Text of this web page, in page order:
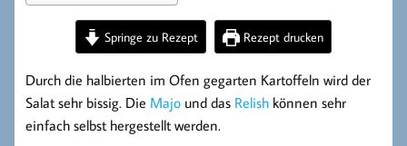
Springe zu Rezept Rezept drucken
Durch die halbierten im Ofen gegarten Kartoffeln wird der
Salat sehr bissig. Die Majo und das Relish können sehr
einfach selbst hergestellt werden.